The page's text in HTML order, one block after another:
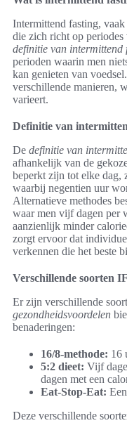
Intermittend fasting,
die zich richt op periodes
definitie van intermittend
perioden waarin men
kan genieten van
verschillende manieren,
varieert.
Definitie van
De definitie van
afhankelijk van de
beperkt zijn tot elke dag,
waarbij negentien uur
Alternatieve methodes
waar men vijf dagen per
aanzienlijk minder
zorgt ervoor dat
verkennen die het beste
Verschillende soorten IF
Er zijn verschillende
gezondheidsvoordelen
benaderingen:
16/8-methode: 16
5:2 dieet: Vijf
dagen met een
Eat-Stop-Eat:
Deze verschillende